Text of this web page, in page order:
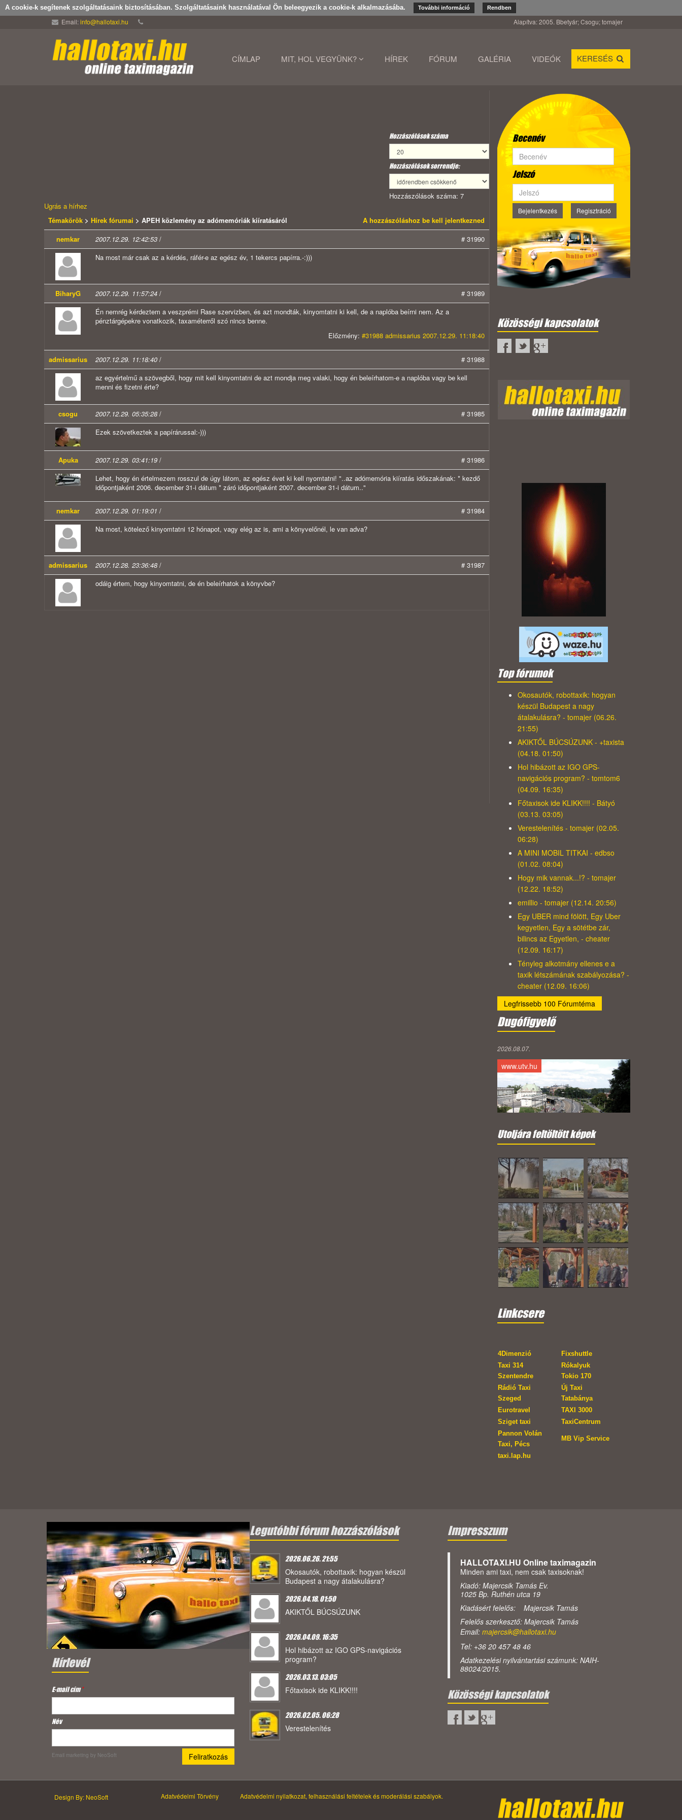
A cookie-k segítenek szolgáltatásaink biztosításában. Szolgáltatásaink használatával Ön beleegyezik a cookie-k alkalmazásába. További információ Rendben
Email:info@hallotaxi.hu Alapítva: 2005. Bbetyár; Csogu; tomajer
CÍMLAP MIT, HOL VEGYÜNK? HÍREK FÓRUM GALÉRIA VIDEÓK KERESÉS
Hozzászólások száma
Hozzászólások sorrendje:
Hozzászólások száma: 7
Ugrás a hírhez
Témakörök > Hírek fórumai > APEH közlemény az adómemóriák kiíratásáról
A hozzászóláshoz be kell jelentkezned
nemkar
2007.12.29. 12:42:53 /
# 31990
Na most már csak az a kérdés, ráfér-e az egész év, 1 tekercs papírra.-:)))
BiharyG 2007.12.29. 11:57:24 /
# 31989
Én nemrég kérdeztem a veszprémi Rase szervizben, és azt mondták, kinyomtatni ki kell, de a naplóba beírni nem. Az a
pénztárgépekre vonatkozik, taxaméterről szó nincs benne.
Előzmény: #31988 admissarius 2007.12.29. 11:18:40
admissarius 2007.12.29. 11:18:40 /
# 31988
az egyértelmű a szövegből, hogy mit kell kinyomtatni de azt mondja meg valaki, hogy én beleírhatom-e a naplóba vagy be kell
menni és fizetni érte?
csogu 2007.12.29. 05:35:28 /
# 31985
Ezek szövetkeztek a papírárussal:-)))
Apuka 2007.12.29. 03:41:19 /
# 31986
Lehet, hogy én értelmezem rosszul de úgy látom, az egész évet ki kell nyomtatni! "..az adómemória kiíratás időszakának: * kezdő
időpontjaként 2006. december 31-i dátum * záró időpontjaként 2007. december 31-i dátum.."
nemkar 2007.12.29. 01:19:01 /
# 31984
Na most, kötelező kinyomtatni 12 hónapot, vagy elég az is, ami a könyvelőnél, le van adva?
admissarius 2007.12.28. 23:36:48 /
# 31987
odáig értem, hogy kinyomtatni, de én beleírhatok a könyvbe?
Becenév
Jelszó
Bejelentkezés Regisztráció
Közösségi kapcsolatok
Top fórumok
Okosautók, robottaxik: hogyan
készül Budapest a nagy
átalakulásra? - tomajer (06.26.
21:55)
AKIKTŐL BÚCSÚZUNK - +taxista
(04.18. 01:50)
Hol hibázott az IGO GPS-
navigációs program? - tomtom6
(04.09. 16:35)
Főtaxisok ide KLIKK!!!! - Bátyó
(03.13. 03:05)
Verestelenítés - tomajer (02.05.
06:28)
A MINI MOBIL TITKAI - edbso
(01.02. 08:04)
Hogy mik vannak...!? - tomajer
(12.22. 18:52)
emillio - tomajer (12.14. 20:56)
Egy UBER mind fölött, Egy Uber
kegyetlen, Egy a sötétbe zár,
bilincs az Egyetlen, - cheater
(12.09. 16:17)
Tényleg alkotmány ellenes e a
taxik létszámának szabályozása? -
cheater (12.09. 16:06)
Legfrissebb 100 Fórumtéma
Dugófigyelő
2026.08.07.
www.utv.hu
Utoljára feltöltött képek
Linkcsere
4Dimenzió
Fixshuttle
Taxi 314
Szentendre
Rókalyuk
Tokio 170
Rádió Taxi
Szeged
Új Taxi
Tatabánya
Eurotravel
TAXI 3000
Sziget taxi
TaxiCentrum
Pannon Volán
Taxi, Pécs
MB Vip Service
taxi.lap.hu
Hírlevél
E-mail cím*
Név
Email marketing by NeoSoft
Legutóbbi fórum hozzászólások
2026.06.26. 21:55
Okosautók, robottaxik: hogyan készül
Budapest a nagy átalakulásra?
2026.04.18. 01:50
AKIKTŐL BÚCSÚZUNK
2026.04.09. 16:35
Hol hibázott az IGO GPS-navigációs
program?
2026.03.13. 03:05
Főtaxisok ide KLIKK!!!!
2026.02.05. 06:28
Verestelenítés
Impresszum
HALLOTAXI.HU Online taximagazin
Minden ami taxi, nem csak taxisoknak!
Kiadó: Majercsik Tamás Ev.
1025 Bp. Ruthén utca 19
Kiadásért felelős: Majercsik Tamás
Felelős szerkesztő: Majercsik Tamás
Email: majercsik@hallotaxi.hu
Tel: +36 20 457 48 46
Adatkezelési nyilvántartási számunk: NAIH-
88024/2015.
Közösségi kapcsolatok
Design By: NeoSoft Adatvédelmi Törvény Adatvédelmi nyilatkozat, felhasználási feltételek és moderálási szabályok.